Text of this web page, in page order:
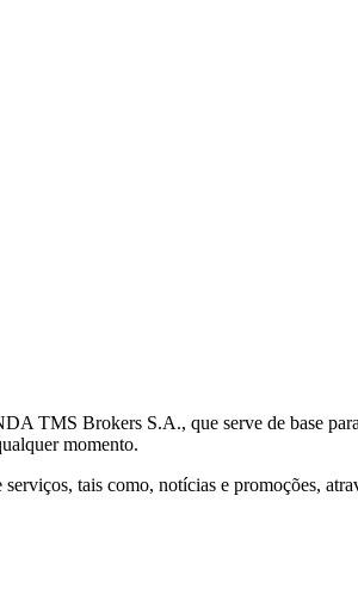
TMS Brokers S.A., que serve de base
momento.
tais como, notícias e promoções,